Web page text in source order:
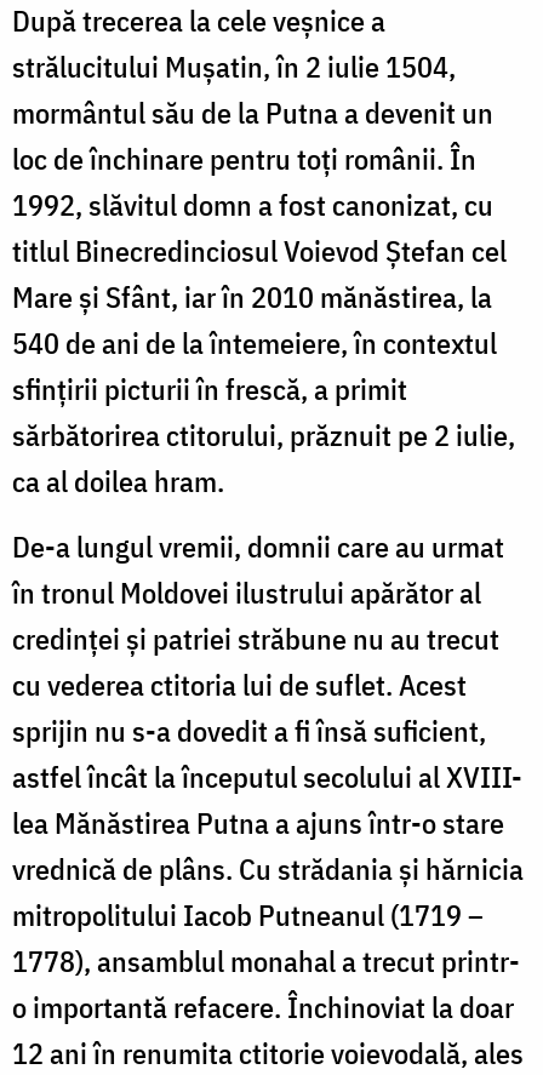
După trecerea la cele veșnice a
strălucitului Mușatin, în 2 iulie 1504,
mormântul său de la Putna a devenit un
loc de închinare pentru toți românii. În
1992, slăvitul domn a fost canonizat, cu
titlul Binecredinciosul Voievod Ștefan cel
Mare și Sfânt, iar în 2010 mănăstirea, la
540 de ani de la întemeiere, în contextul
sfințirii picturii în frescă, a primit
sărbătorirea ctitorului, prăznuit pe 2 iulie,
ca al doilea hram.
De-a lungul vremii, domnii care au urmat
în tronul Moldovei ilustrului apărător al
credinței și patriei străbune nu au trecut
cu vederea ctitoria lui de suflet. Acest
sprijin nu s-a dovedit a fi însă suficient,
astfel încât la începutul secolului al XVIII-
lea Mănăstirea Putna a ajuns într-o stare
vrednică de plâns. Cu strădania și hărnicia
mitropolitului Iacob Putneanul (1719 –
1778), ansamblul monahal a trecut printr-
o importantă refacere. Închinoviat la doar
12 ani în renumita ctitorie voievodală, ales